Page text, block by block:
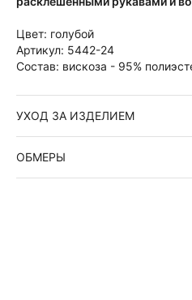
Цвет: голубой
Артикул: 5442-24
Состав: вискоза - 95%
УХОД ЗА ИЗДЕЛИЕМ
ОБМЕРЫ